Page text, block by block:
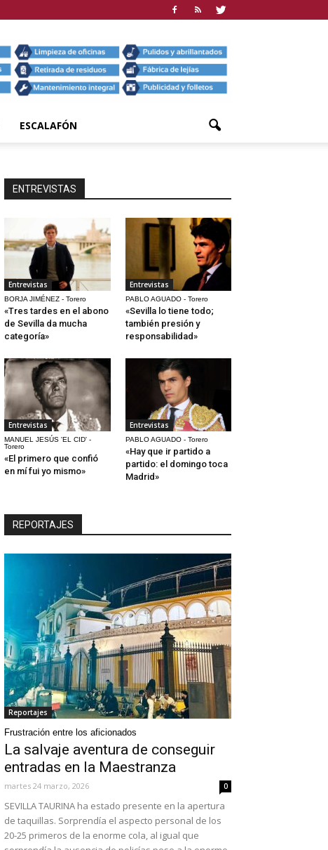
ESCALAFÓN
ENTREVISTAS
Entrevistas
BORJA JIMÉNEZ - Torero
«Tres tardes en el abono
de Sevilla da mucha
categoría»
Entrevistas
PABLO AGUADO - Torero
«Sevilla lo tiene todo;
también presión y
responsabilidad»
Entrevistas
MANUEL JESÚS 'EL CID' -
Torero
«El primero que confió
en mí fui yo mismo»
Entrevistas
PABLO AGUADO - Torero
«Hay que ir partido a
partido: el domingo toca
Madrid»
REPORTAJES
Reportajes
Frustración entre los aficionados
La salvaje aventura de conseguir
entradas en la Maestranza
martes 24 marzo, 2026 0
SEVILLA TAURINA ha estado presente en la apertura
de taquillas. Sorprendía el aspecto personal de los
20-25 primeros de la enorme cola, al igual que